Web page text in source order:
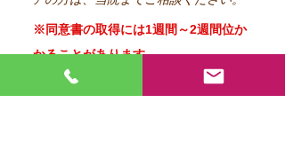
※同意書の取得には1週間～2週間位か
かることがあります。